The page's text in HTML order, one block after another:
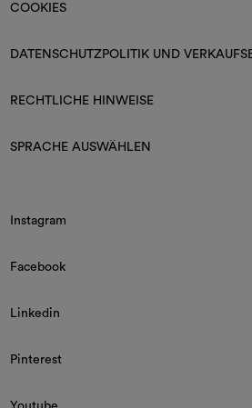
COOKIES
DATENSCHUTZPOLITIK UND
RECHTLICHE HINWEISE
SPRACHE AUSWÄHLEN
Instagram
Facebook
Linkedin
Pinterest